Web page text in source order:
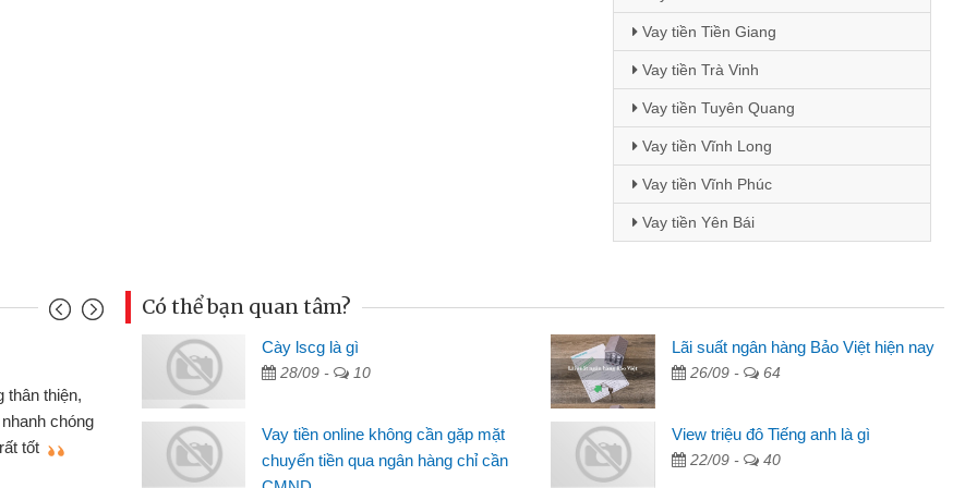
Vay tiền Tiền Giang
Vay tiền Trà Vinh
Vay tiền Tuyên Quang
Vay tiền Vĩnh Long
Vay tiền Vĩnh Phúc
Vay tiền Yên Bái
tiền gấp nên định cầm cố chiếc xe wave
may đã có gói vay tiền bằng CMND online
gặp mặt nên rất tiện lợi, sẽ giới thiệu cho bạn
Mai Lan - Sinh viên
Tôi biết đến thông qua quảng cáo trên facebook. Tôi là
sinh viên nên cần đóng tiền nhà, sinh nhật bạn bè, mà đọc
thấy thủ tục nhanh gọn nên tôi quyết định vay
Có thể bạn quan tâm?
Cày lscg là gì
28/09 - 10
Lãi suất ngân hàng Bảo Việt hiện nay
26/09 - 64
Vay tiền online không cần gặp mặt
chuyển tiền qua ngân hàng chỉ cần
View triệu đô Tiếng anh là gì
22/09 - 40